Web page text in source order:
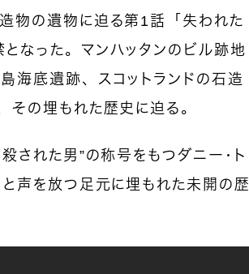
物の遺物に迫る第1話「失われた
なった。マンハッタンのビル跡地
海底遺跡、スコットランドの石造
の埋もれた歴史に迫る。
された男”の称号をもつダニー・ト
声を放つ足元に埋もれた未開の歴